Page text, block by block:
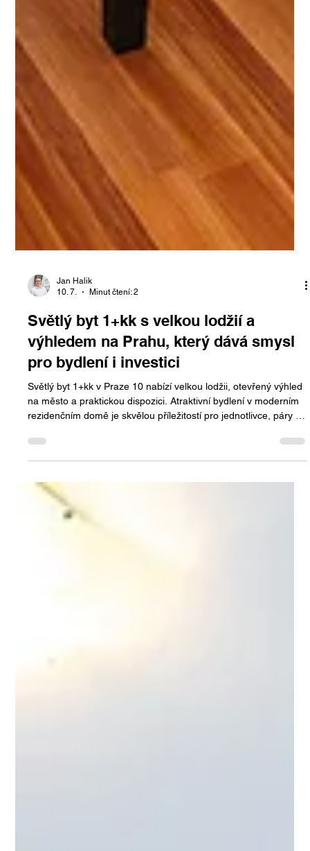
Jan Halik
10. 7.
Světlý byt 1+kk s velkou lodžií a
výhledem na Prahu, který dává smysl
pro bydlení i investici
na město a praktickou dispozici. Atraktivní bydlení v moderním
rezidenčním domě je skvělou příležitostí pro jednotlivce, páry i
investory.